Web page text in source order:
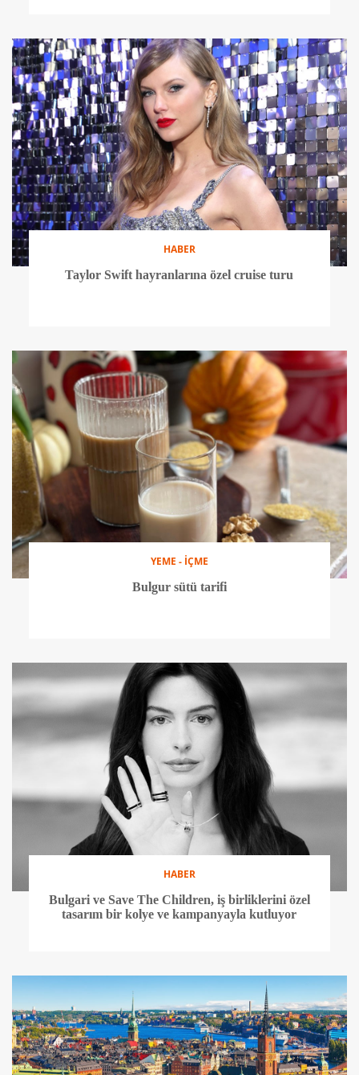
HABER
Taylor Swift hayranlarına özel cruise turu
YEME - İÇME
Bulgur sütü tarifi
HABER
Bulgari ve Save The Children, iş birliklerini özel
tasarım bir kolye ve kampanyayla kutluyor